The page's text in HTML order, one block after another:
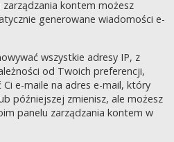
kontem możesz
generowane wiadomości e-
wszystkie adresy IP, z
od Twoich preferencji,
Ci e-maile na adres e-mail, który
późniejszej zmienisz, ale możesz
panelu zarządzania kontem w